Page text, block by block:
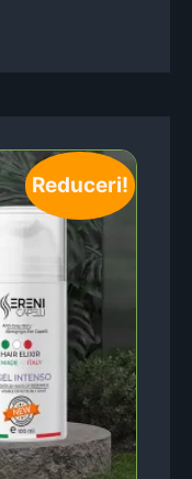
Reduceri!